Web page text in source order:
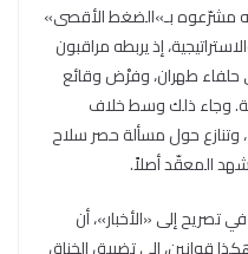
مشرّعوه بـ»الضغط الأقصى»
إذ يربطه مراقبون
حلفاء طهران، وفرْض وقائع
وجاء ذلك وسط خلاف
حول مسألة حصر سلاح
المعقّد أصلاً.
تصريح إلى «الأخبار»، أن